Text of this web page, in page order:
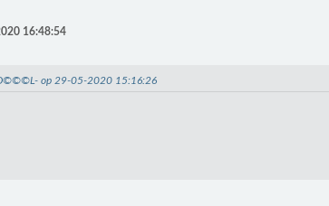
16:48:54
op 29-05-2020 15:16:26